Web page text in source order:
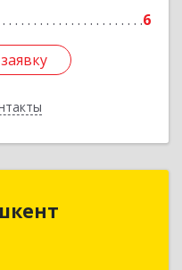
6
Бит,Ташкент
ул. Афросиаб,